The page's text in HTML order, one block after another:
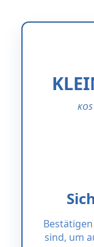
sind, um